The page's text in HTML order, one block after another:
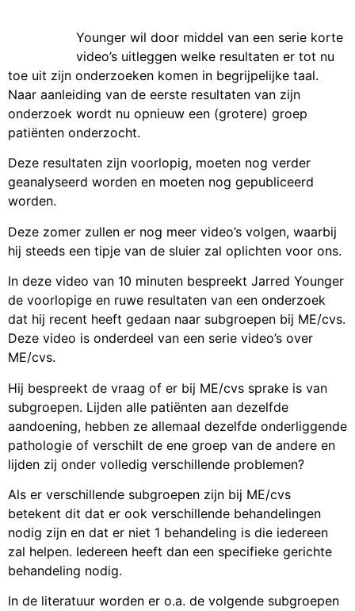
Younger wil door middel van een serie korte
video’s uitleggen welke resultaten er tot nu
toe uit zijn onderzoeken komen in begrijpelijke taal.
Naar aanleiding van de eerste resultaten van zijn
onderzoek wordt nu opnieuw een (grotere) groep
patiënten onderzocht.
Deze resultaten zijn voorlopig, moeten nog verder
geanalyseerd worden en moeten nog gepubliceerd
worden.
Deze zomer zullen er nog meer video’s volgen, waarbij
hij steeds een tipje van de sluier zal oplichten voor ons.
In deze video van 10 minuten bespreekt Jarred Younger
de voorlopige en ruwe resultaten van een onderzoek
dat hij recent heeft gedaan naar subgroepen bij ME/cvs.
Deze video is onderdeel van een serie video’s over
ME/cvs.
Hij bespreekt de vraag of er bij ME/cvs sprake is van
subgroepen. Lijden alle patiënten aan dezelfde
aandoening, hebben ze allemaal dezelfde onderliggende
pathologie of verschilt de ene groep van de andere en
lijden zij onder volledig verschillende problemen?
Als er verschillende subgroepen zijn bij ME/cvs
betekent dit dat er ook verschillende behandelingen
nodig zijn en dat er niet 1 behandeling is die iedereen
zal helpen. Iedereen heeft dan een specifieke gerichte
behandeling nodig.
In de literatuur worden er o.a. de volgende subgroepen